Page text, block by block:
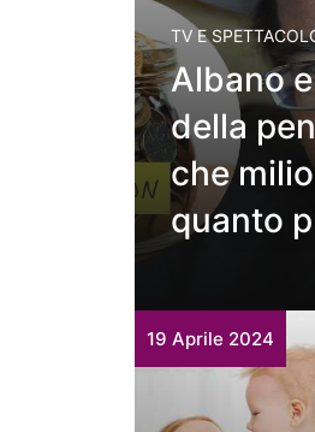
TV E
Albano
della
che
quanto
19 Aprile 2024